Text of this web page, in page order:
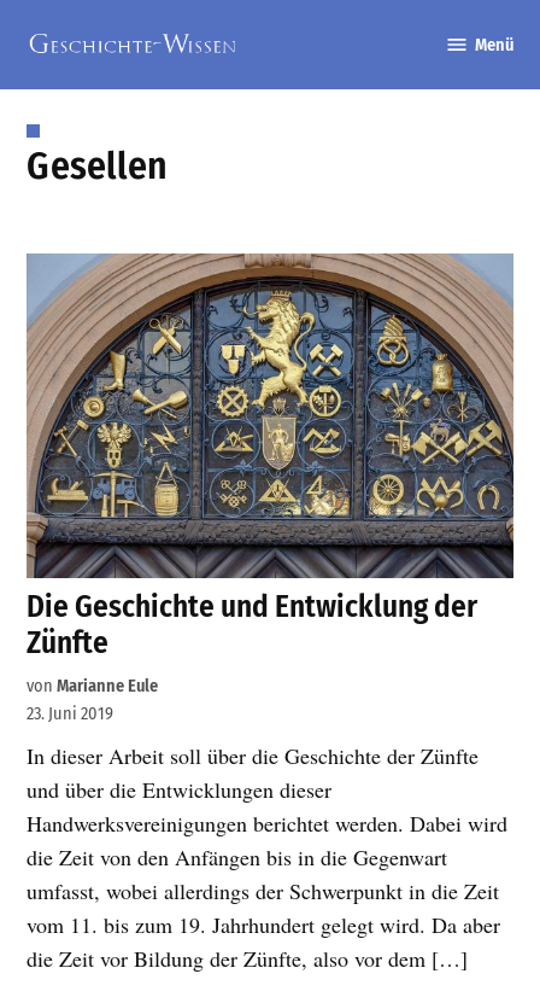
Inhalt
springen
Wissen
Menü
Gesellen
Die Geschichte und Entwicklung der
Zünfte
von Marianne Eule
23. Juni 2019
In dieser Arbeit soll über die Geschichte der Zünfte
und über die Entwicklungen dieser
Handwerksvereinigungen berichtet werden. Dabei wird
die Zeit von den Anfängen bis in die Gegenwart
umfasst, wobei allerdings der Schwerpunkt in die Zeit
vom 11. bis zum 19. Jahrhundert gelegt wird. Da aber
die Zeit vor Bildung der Zünfte, also vor dem […]